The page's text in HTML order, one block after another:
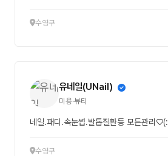
수영구
유네일(UNail)
미용·뷰티
네일.패디.속눈썹.발톱질환등 모든관리♡(:
수영구